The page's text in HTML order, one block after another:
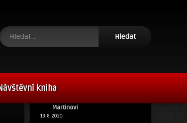
Vyhledávání
kniha
Martinovi
13. 8. 2020